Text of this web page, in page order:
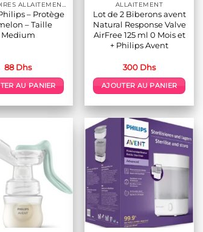
– Protège
– Taille
Medium
88Dhs
AU PANIER
ALLAITEMENT
Lot de 2 Biberons avent
Natural Response Valve
AirFree 125 ml 0 Mois et
+ Philips Avent
300 Dhs
AJOUTER AU PANIER